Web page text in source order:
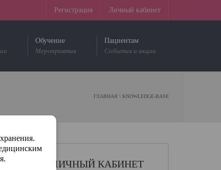
Регистрация Личный кабинет
Обучение
Мероприятия
Пациентам
События и акции
ГЛАВНАЯ \ KNOWLEDGE-BASE
ЛИЧНЫЙ КАБИНЕТ